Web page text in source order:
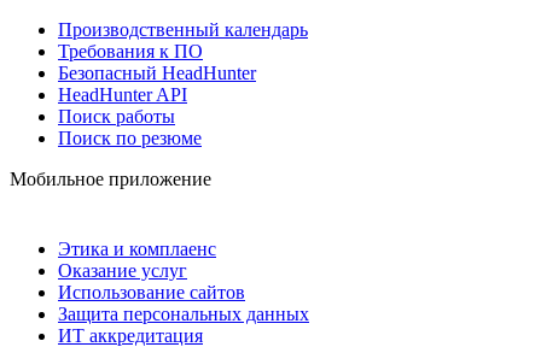
Производственный календарь
Требования к ПО
Безопасный HeadHunter
HeadHunter API
Поиск работы
Поиск по резюме
Мобильное приложение
Этика и комплаенс
Оказание услуг
Использование сайтов
Защита персональных данных
ИТ аккредитация